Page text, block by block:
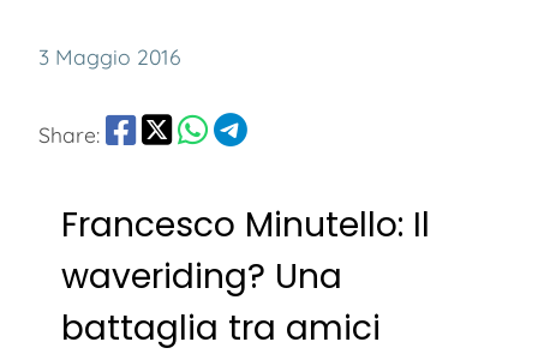
3 Maggio 2016
Share:
Francesco Minutello: Il
waveriding? Una
battaglia tra amici